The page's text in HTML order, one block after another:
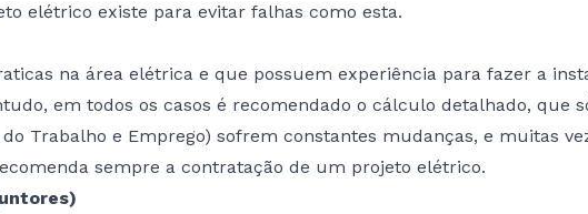
elétrico existe para evitar falhas como esta.
na área elétrica e que possuem experiência para fazer a
em todos os casos é recomendado o cálculo detalhado, que
Trabalho e Emprego) sofrem constantes mudanças, e muitas
sempre a contratação de um projeto elétrico.